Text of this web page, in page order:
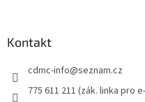
Kontakt
cdmc-info@seznam.cz
775 611 211 (zák. linka pro